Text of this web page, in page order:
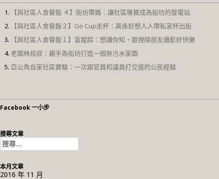
【與社區人食餐飯 ４】街坊帶路：讓社區導賞成為街坊的發電站
【與社區人食餐飯２】Go Cup走杯：真係好想人人帶私家杯出街
【與社區人食餐飯１】盲蹤踪：想講你知，跟視障朋友攝影好快樂
老圍林叔叔：親手為街坊打造一個無污水家園
亞公角自家社區實驗：一次跟官員和議員打交道的公民經驗
Facebook 一小步
搜尋文章
搜
尋
關
鍵
本月文章
2016 年 11 月